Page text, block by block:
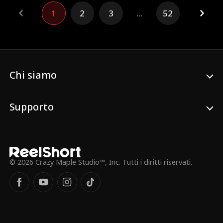
perdonare e vivere il lato crudele
dell'amore.
1 2 3 ... 52
Chi siamo
Supporto
© 2026 Crazy Maple Studio™, Inc. Tutti i diritti riservati.